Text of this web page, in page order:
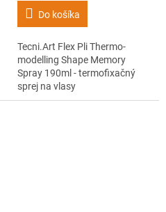
Do košíka
Tecni.Art Flex Pli Thermo-
modelling Shape Memory
Spray 190ml - termofixačný
sprej na vlasy